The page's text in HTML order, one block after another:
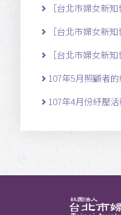
［台北市婦女新
［台北市婦女新
［台北市婦女新
107年5月照顧者
107年4月份紓壓